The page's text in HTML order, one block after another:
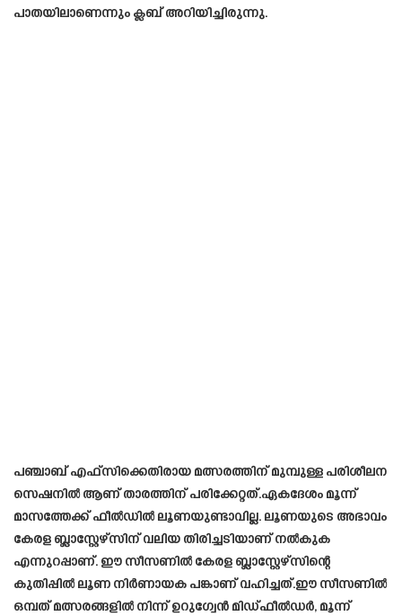
പാതയിലാണെന്നും ക്ലബ് അറിയിച്ചിരുന്നു.
പഞ്ചാബ് എഫ്‌സിക്കെതിരായ മത്സരത്തിന് മുമ്പുള്ള പരിശീലന
സെഷനിൽ ആണ് താരത്തിന് പരിക്കേറ്റത്.ഏകദേശം മൂന്ന്
മാസത്തേക്ക് ഫീൽഡിൽ ലൂണയുണ്ടാവില്ല. ലൂണയുടെ അഭാവം
കേരള ബ്ലാസ്റ്റേഴ്സിന് വലിയ തിരിച്ചടിയാണ് നൽകുക
എന്നുറപ്പാണ്. ഈ സീസണിൽ കേരള ബ്ലാസ്റ്റേഴ്സിന്റെ
കുതിപ്പിൽ ലൂണ നിർണായക പങ്കാണ് വഹിച്ചത്.ഈ സീസണിൽ
ഒമ്പത് മത്സരങ്ങളിൽ നിന്ന് ഉറുഗ്വേൻ മിഡ്ഫീൽഡർ, മൂന്ന്